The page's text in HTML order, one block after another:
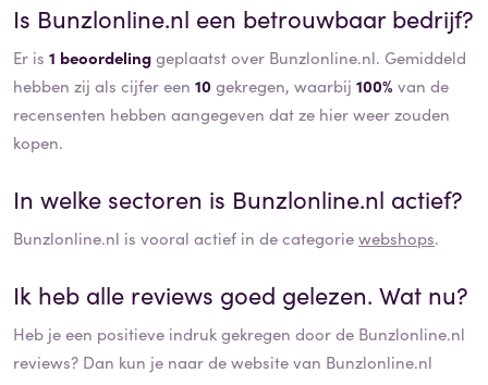
Is Bunzlonline.nl een betrouwbaar bedrijf?
Er is 1 beoordelinggeplaatst over Bunzlonline.nl. Gemiddeld
hebben zij als cijfer een 10 gekregen, waarbij 100% van de
recensenten hebben aangegeven dat ze hier weer zouden
kopen.
In welke sectoren is Bunzlonline.nl actief?
Bunzlonline.nl is vooral actief in de categoriewebshops.
Ik heb alle reviews goed gelezen. Wat nu?
Heb je een positieve indruk gekregen door de Bunzlonline.nl
reviews? Dan kun je naar de website van Bunzlonline.nl